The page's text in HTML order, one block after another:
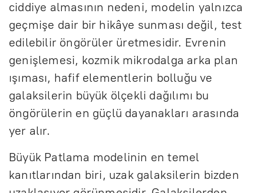
ciddiye almasının nedeni, modelin yalnızca
geçmişe dair bir hikâye sunması değil, test
edilebilir öngörüler üretmesidir. Evrenin
genişlemesi, kozmik mikrodalga arka plan
ışıması, hafif elementlerin bolluğu ve
galaksilerin büyük ölçekli dağılımı bu
öngörülerin en güçlü dayanakları arasında
yer alır.
Büyük Patlama modelinin en temel
kanıtlarından biri, uzak galaksilerin bizden